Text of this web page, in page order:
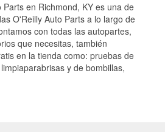
Parts en Richmond, KY es una de
O'Reilly Auto Parts a lo largo de
con todas las autopartes,
que necesitas, también
en la tienda como: pruebas de
y de bombillas,